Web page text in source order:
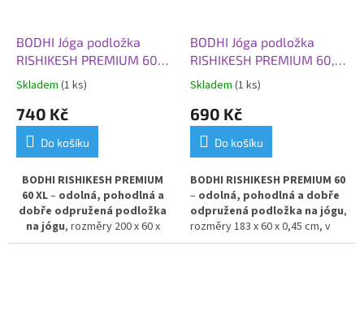
BODHI Jóga podložka
RISHIKESH PREMIUM 60
XL, 200x60x0,45 cm,
zelené jablko
Skladem (1 ks)
740 Kč
Do košíku
BODHI RISHIKESH PREMIUM
60 XL– odolná, pohodlná a
dobře odpružená podložka
na jógu, rozměry 200 x 60 x
0,45 cm, v barvě zeleného
BODHI Jóga podložka
RISHIKESH PREMIUM 60,
183x60x0,45 cm, divoká
borůvka
Skladem (1 ks)
690 Kč
Do košíku
BODHI RISHIKESH PREMIUM 60
– odolná, pohodlná a dobře
odpružená podložka na jógu,
rozměry 183 x 60 x 0,45 cm, v
odstínu divoké borůvky.